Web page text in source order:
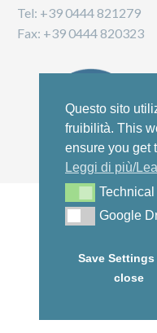
Tel: +39 0444 821279
Fax: +39 0444 820323
Questo sito
fruibilità. This
ensure you get
Leggi di più/
TechnicalTechnical
Google Drive
Google
Save Settings
close